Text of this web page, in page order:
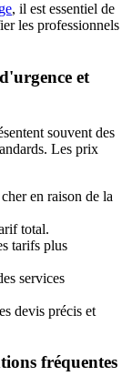
, il est essentiel de
les professionnels
et
souvent des
Les prix
en raison de la
total.
tarifs plus
services
devis précis et
fréquentes